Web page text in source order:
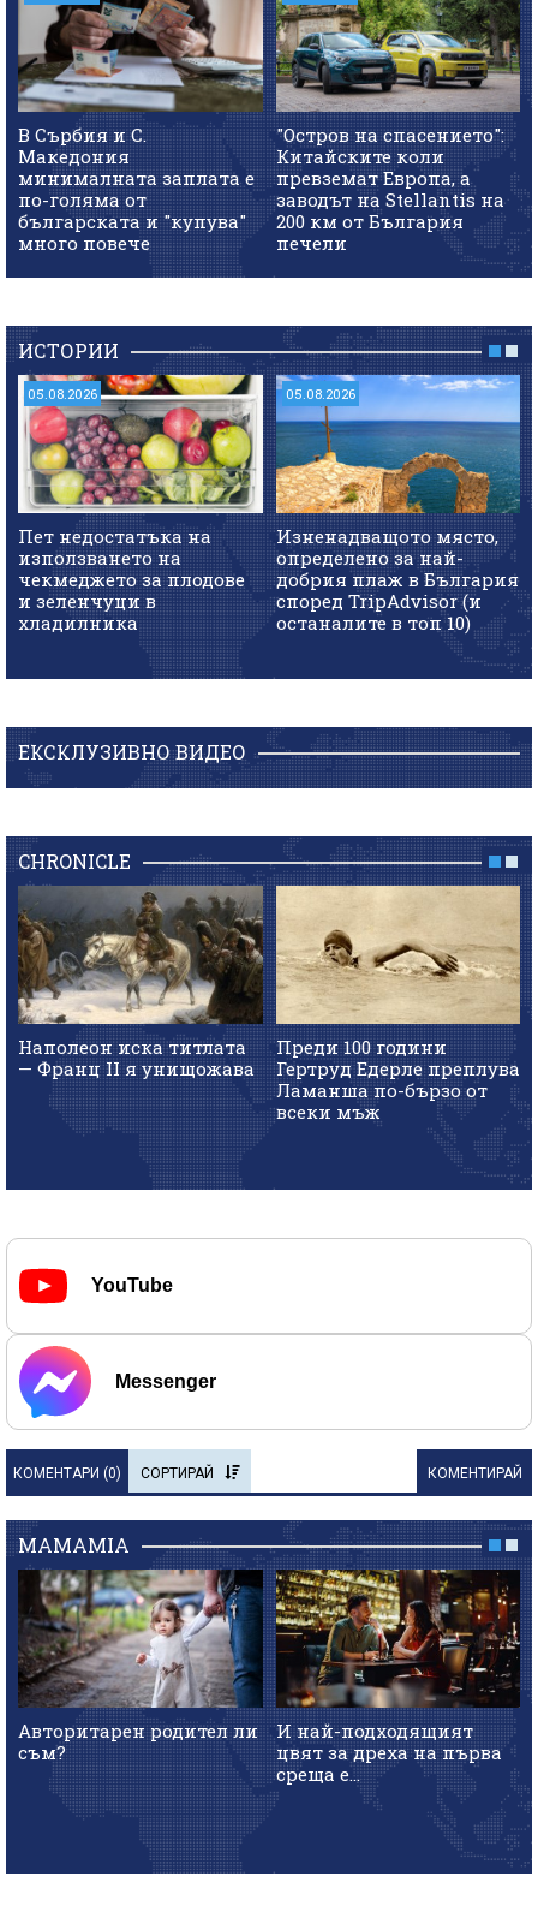
В Сърбия и С.
Македония
минималната заплата е
по-голяма от
българската и "купува"
много повече
"Остров на спасението":
Китайските коли
превземат Европа, а
заводът на Stellantis на
200 км от България
печели
ИСТОРИИ
05.08.2026
Пет недостатъка на
използването на
чекмеджето за плодове
и зеленчуци в
хладилника
05.08.2026
Изненадващото място,
определено за най-
добрия плаж в България
според TripAdvisor (и
останалите в топ 10)
ЕКСКЛУЗИВНО ВИДЕО
CHRONICLE
Наполеон иска титлата
— Франц II я унищожава
Преди 100 години
Гертруд Едерле преплува
Ламанша по-бързо от
всеки мъж
YouTube
Messenger
КОМЕНТАРИ (0) СОРТИРАЙ КОМЕНТИРАЙ
MAMAMIA
Авторитарен родител ли
съм?
И най-подходящият
цвят за дреха на първа
среща е...